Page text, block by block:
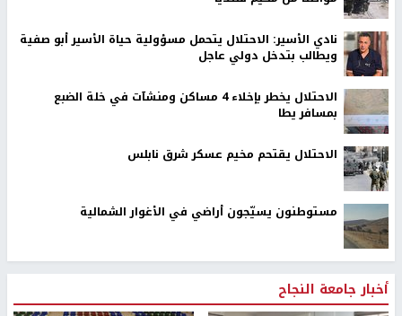
نادي الأسير: الاحتلال يتحمل مسؤولية حياة الأسير أبو صفية
ويطالب بتدخل دولي عاجل
الاحتلال يخطر بإخلاء 4 مساكن ومنشآت في خلة الضبع
بمسافر يطا
الاحتلال يقتحم مخيم عسكر شرق نابلس
مستوطنون يسيّجون أراضي في الأغوار الشمالية
أخبار جامعة النجاح